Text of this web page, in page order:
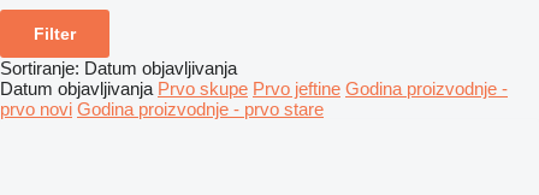
Filter
Sortiranje: Datum objavljivanja
Datum objavljivanja Prvo skupe Prvo jeftine Godina proizvodnje -
prvo novi Godina proizvodnje - prvo stare